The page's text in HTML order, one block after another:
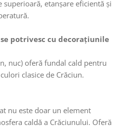
superioară, etanșare eficientă și
potrivesc cu decorațiunile
nuc) oferă fundal cald pentru
clasice de Crăciun.
nu este doar un element
caldă a Crăciunului. Oferă